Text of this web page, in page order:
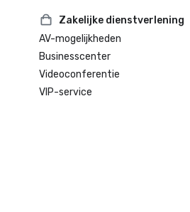
Zakelijke dienstverlening
AV-mogelijkheden
Businesscenter
Videoconferentie
VIP-service